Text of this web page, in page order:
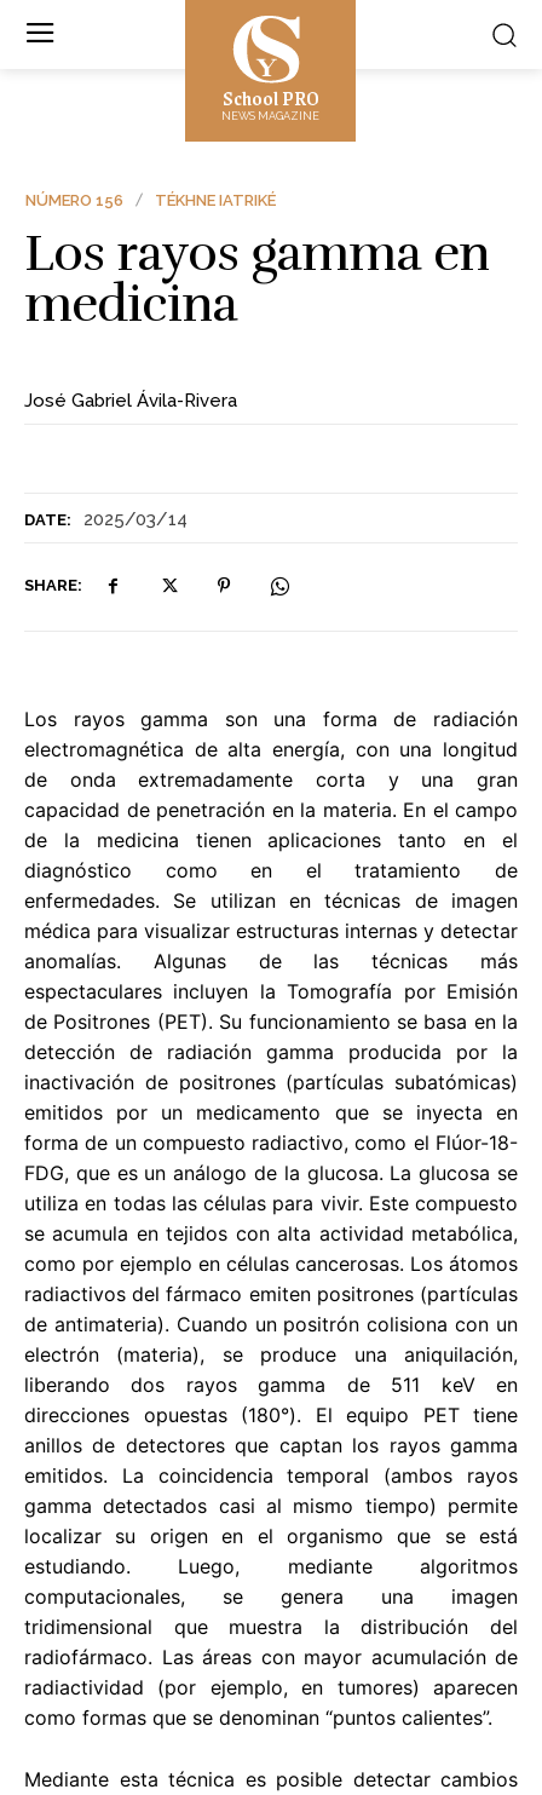
School PRO
NEWS MAGAZINE
DATE: 2025/03/14
SHARE:
NÚMERO 156 TÉKHNE IATRIKÉ
Los rayos gamma en
medicina
José Gabriel Ávila-Rivera
Los rayos gamma son una forma de radiación
electromagnética de alta energía, con una longitud
de onda extremadamente corta y una gran
capacidad de penetración en la materia. En el campo
de la medicina tienen aplicaciones tanto en el
diagnóstico como en el tratamiento de
enfermedades. Se utilizan en técnicas de imagen
médica para visualizar estructuras internas y detectar
anomalías. Algunas de las técnicas más
espectaculares incluyen la Tomografía por Emisión
de Positrones (PET). Su funcionamiento se basa en la
detección de radiación gamma producida por la
inactivación de positrones (partículas subatómicas)
emitidos por un medicamento que se inyecta en
forma de un compuesto radiactivo, como el Flúor-18-
FDG, que es un análogo de la glucosa. La glucosa se
utiliza en todas las células para vivir. Este compuesto
se acumula en tejidos con alta actividad metabólica,
como por ejemplo en células cancerosas. Los átomos
radiactivos del fármaco emiten positrones (partículas
de antimateria). Cuando un positrón colisiona con un
electrón (materia), se produce una aniquilación,
liberando dos rayos gamma de 511 keV en
direcciones opuestas (180°). El equipo PET tiene
anillos de detectores que captan los rayos gamma
emitidos. La coincidencia temporal (ambos rayos
gamma detectados casi al mismo tiempo) permite
localizar su origen en el organismo que se está
estudiando. Luego, mediante algoritmos
computacionales, se genera una imagen
tridimensional que muestra la distribución del
radiofármaco. Las áreas con mayor acumulación de
radiactividad (por ejemplo, en tumores) aparecen
como formas que se denominan “puntos calientes”.
Mediante esta técnica es posible detectar cambios